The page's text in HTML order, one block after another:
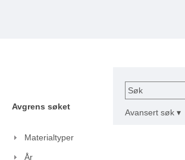
Avgrens søket
Materialtyper
År
Søk
Avansert søk ▾